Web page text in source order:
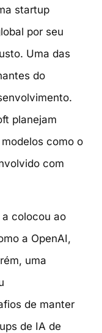
startup
por seu
Uma das
do
planejam
como o
com
colocou ao
a OpenAI,
uma
de manter
de IA de